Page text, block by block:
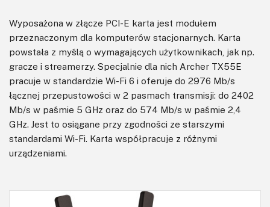
Wyposażona w złącze PCI-E karta jest modułem
przeznaczonym dla komputerów stacjonarnych. Karta
powstała z myślą o wymagających użytkownikach, jak np.
gracze i streamerzy. Specjalnie dla nich Archer TX55E
pracuje w standardzie Wi-Fi 6 i oferuje do 2976 Mb/s
łącznej przepustowości w 2 pasmach transmisji: do 2402
Mb/s w paśmie 5 GHz oraz do 574 Mb/s w paśmie 2,4
GHz. Jest to osiągane przy zgodności ze starszymi
standardami Wi-Fi. Karta współpracuje z różnymi
urządzeniami.